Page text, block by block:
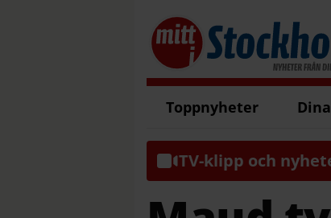
Toppnyheter
TV-klipp och